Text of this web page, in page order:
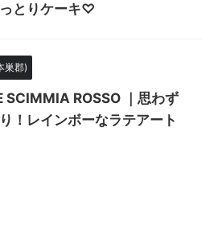
とりケーキ♡
巣郡)
SCIMMIA ROSSO ｜思わず
！レインボーなラテアート